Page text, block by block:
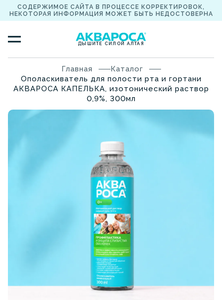
СОДЕРЖИМОЕ САЙТА В ПРОЦЕССЕ КОРРЕКТИРОВОК,
НЕКОТОРАЯ ИНФОРМАЦИЯ МОЖЕТ БЫТЬ НЕДОСТОВЕРНА
ДЫШИТЕ СИЛОЙ АЛТАЯ
Главная
Каталог
Ополаскиватель для полости рта и гортани
АКВАРОСА КАПЕЛЬКА, изотонический раствор
0,9%, 300мл